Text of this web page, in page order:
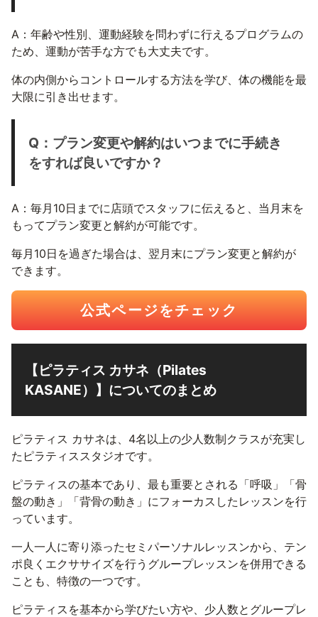
A：年齢や性別、運動経験を問わずに行えるプログラムの
ため、運動が苦手な方でも大丈夫です。
体の内側からコントロールする方法を学び、体の機能を最
大限に引き出せます。
Q：プラン変更や解約はいつまでに手続き
をすれば良いですか？
A：毎月10日までに店頭でスタッフに伝えると、当月末を
もってプラン変更と解約が可能です。
毎月10日を過ぎた場合は、翌月末にプラン変更と解約が
できます。
公式ページをチェック
【ピラティス カサネ（Pilates
KASANE）】についてのまとめ
ピラティス カサネは、4名以上の少人数制クラスが充実し
たピラティススタジオです。
ピラティスの基本であり、最も重要とされる「呼吸」「骨
盤の動き」「背骨の動き」にフォーカスしたレッスンを行
っています。
一人一人に寄り添ったセミパーソナルレッスンから、テン
ポ良くエクササイズを行うグループレッスンを併用できる
ことも、特徴の一つです。
ピラティスを基本から学びたい方や、少人数とグループレ